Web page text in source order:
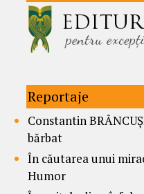
Reportaje
Constantin
bărbat
În căutarea unui
Humor